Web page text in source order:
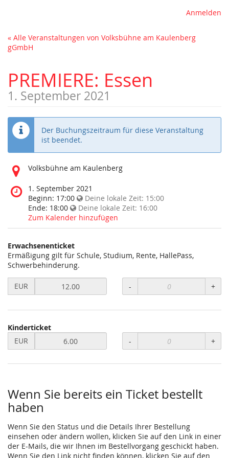
Anmelden
« Alle Veranstaltungen von Volksbühne am Kaulenberg
gGmbH
PREMIERE: Essen
1. September 2021
Der Buchungszeitraum für diese Veranstaltung
ist beendet.
Wo
diese
Veranstaltung
statt?
Volksbühne am Kaulenberg
Wann
findet
diese
Veranstaltung
statt?
1. September 2021
Beginn: 17:00 Deine lokale Zeit: 15:00
Ende: 18:00 Deine lokale Zeit: 16:00
Zum Kalender hinzufügen
Erwachsenenticket
Ermäßigung gilt für Schule, Studium, Rente, HallePass,
Schwerbehinderung.
Preis
für
setzen
EUR - +
Kinderticket
Preis
für
EUR - +
Wenn Sie bereits ein Ticket bestellt
haben
Wenn Sie den Status und die Details Ihrer Bestellung
einsehen oder ändern wollen, klicken Sie auf den Link in einer
der E-Mails, die wir Ihnen im Bestellvorgang geschickt haben.
Wenn Sie den Link nicht finden können, klicken Sie auf den